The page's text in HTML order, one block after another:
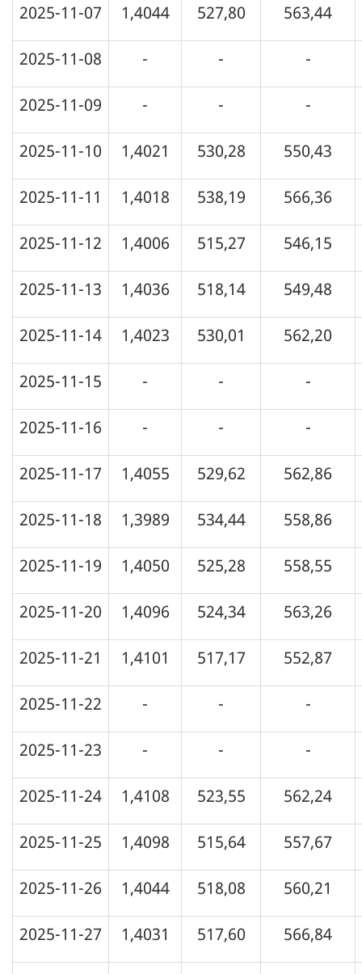
2025-11-07 1,4044 527,80 563,44
2025-11-08 - - -
2025-11-09 - - -
2025-11-10 1,4021 530,28 550,43
2025-11-11 1,4018 538,19 566,36
2025-11-12 1,4006 515,27 546,15
2025-11-13 1,4036 518,14 549,48
2025-11-14 1,4023 530,01 562,20
2025-11-15 - - -
2025-11-16 - - -
2025-11-17 1,4055 529,62 562,86
2025-11-18 1,3989 534,44 558,86
2025-11-19 1,4050 525,28 558,55
2025-11-20 1,4096 524,34 563,26
2025-11-21 1,4101 517,17 552,87
2025-11-22 - - -
2025-11-23 - - -
2025-11-24 1,4108 523,55 562,24
2025-11-25 1,4098 515,64 557,67
2025-11-26 1,4044 518,08 560,21
2025-11-27 1,4031 517,60 566,84